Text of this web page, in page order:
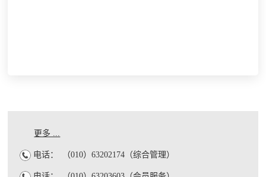
更多 ...
电话： （010）63202174（综合管理）